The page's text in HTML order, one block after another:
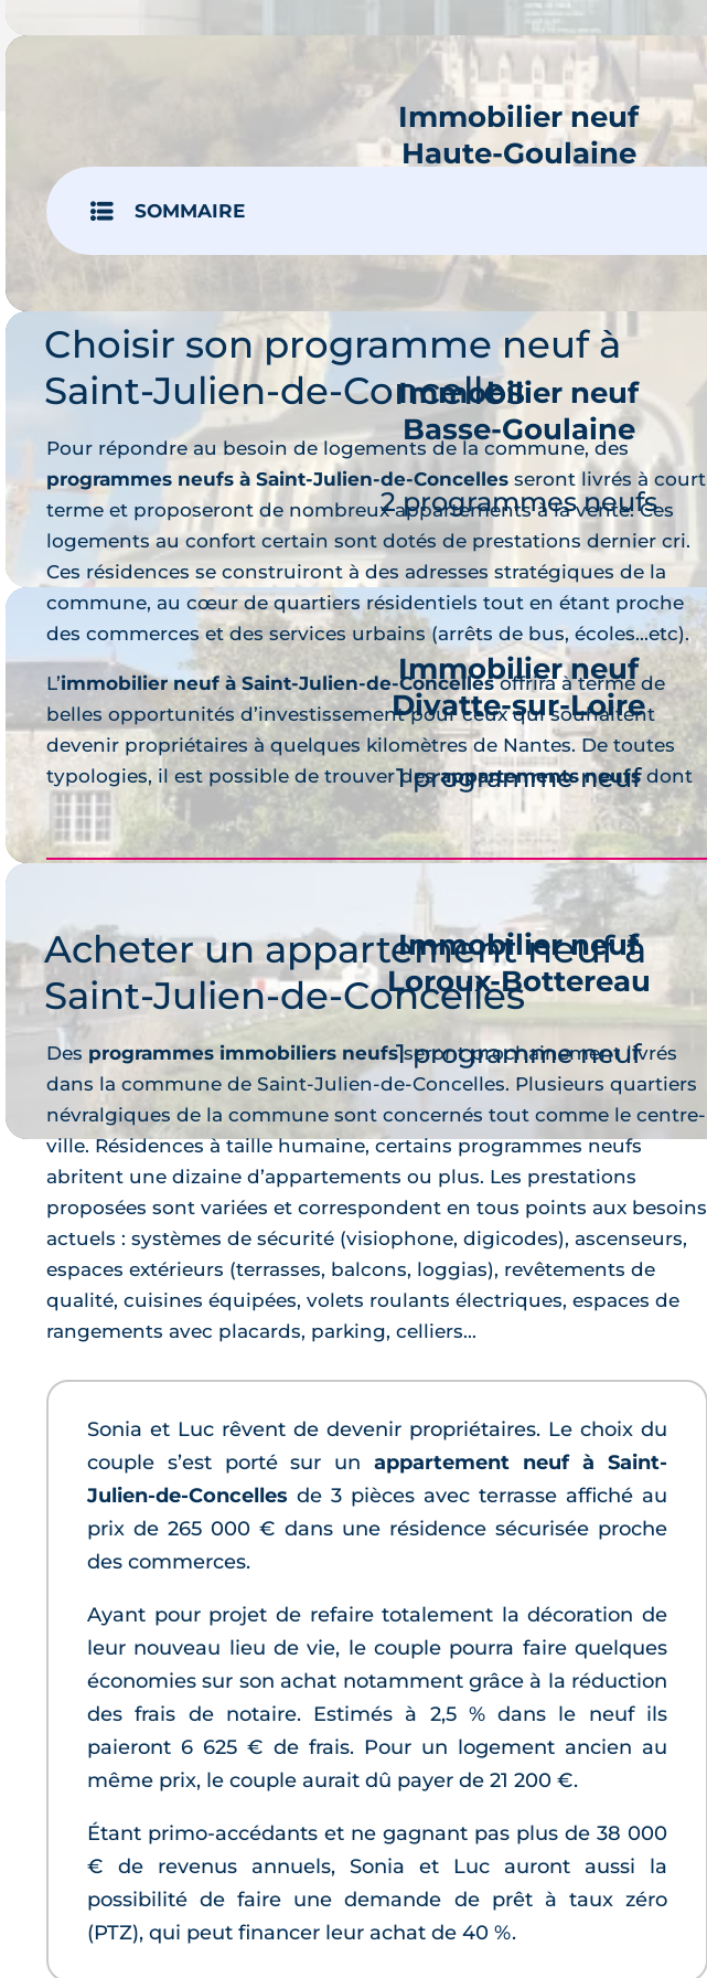
Je découvre
Immobilier neuf
Haute-Goulaine
Je découvre
Immobilier neuf
Basse-Goulaine
2 programmes neufs
Je découvre
Immobilier neuf
Divatte-sur-Loire
1 programme neuf
Je découvre
Immobilier neuf
Loroux-Bottereau
1 programme neuf
Je découvre
SOMMAIRE
Choisir son programme neuf à
Saint-Julien-de-Concelles
Pour répondre au besoin de logements de la commune, des
programmes neufs à Saint-Julien-de-Concelles seront livrés à court
terme et proposeront de nombreux appartements à la vente. Ces
logements au confort certain sont dotés de prestations dernier cri.
Ces résidences se construiront à des adresses stratégiques de la
commune, au cœur de quartiers résidentiels tout en étant proche
des commerces et des services urbains (arrêts de bus, écoles...etc).
L’immobilier neuf à Saint-Julien-de-Concellesoffrira à terme de
belles opportunités d’investissement pour ceux qui souhaitent
devenir propriétaires à quelques kilomètres de Nantes. De toutes
typologies, il est possible de trouver desappartements neufsdont
Acheter un appartement neuf à
Saint-Julien-de-Concelles
Des programmes immobiliers neufsseront prochainement livrés
dans la commune de Saint-Julien-de-Concelles. Plusieurs quartiers
névralgiques de la commune sont concernés tout comme le centre-
ville. Résidences à taille humaine, certains programmes neufs
abritent une dizaine d’appartements ou plus. Les prestations
proposées sont variées et correspondent en tous points aux besoins
actuels : systèmes de sécurité (visiophone, digicodes), ascenseurs,
espaces extérieurs (terrasses, balcons, loggias), revêtements de
qualité, cuisines équipées, volets roulants électriques, espaces de
rangements avec placards, parking, celliers...
Sonia et Luc rêvent de devenir propriétaires. Le choix du
couple s’est porté sur un appartement neuf à Saint-
Julien-de-Concelles de 3 pièces avec terrasse affiché au
prix de 265 000 € dans une résidence sécurisée proche
des commerces.
Ayant pour projet de refaire totalement la décoration de
leur nouveau lieu de vie, le couple pourra faire quelques
économies sur son achat notamment grâce à la réduction
des frais de notaire. Estimés à 2,5 % dans le neuf ils
paieront 6 625 € de frais. Pour un logement ancien au
même prix, le couple aurait dû payer de 21 200 €.
Étant primo-accédants et ne gagnant pas plus de 38 000
€ de revenus annuels, Sonia et Luc auront aussi la
possibilité de faire une demande de prêt à taux zéro
(PTZ), qui peut financer leur achat de 40 %.